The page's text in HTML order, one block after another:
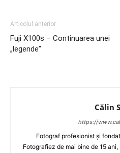
Articolul anterior
Fuji X100s – Continuarea unei
„legende”
Călin
https://
Fotograf profesionist și
Fotografiez de mai bine de 15